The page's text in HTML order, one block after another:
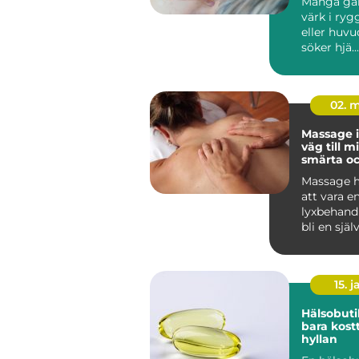
värk i
eller
söker hjä...
02.
Massage
väg till
smärta
Massage
att vara
bli en
15.
bara
hyllan